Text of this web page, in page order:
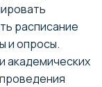
расписание
и опросы.
академических